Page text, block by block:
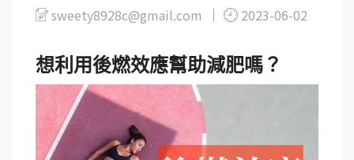
sweety8928c@gmail.com 2023-06-02
想利用後燃效應幫助減肥嗎？